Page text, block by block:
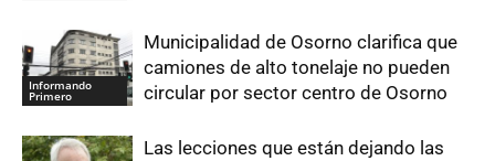
Informando
Primero
Municipalidad de Osorno clarifica que
camiones de alto tonelaje no pueden
circular por sector centro de Osorno
Las lecciones que están dejando las